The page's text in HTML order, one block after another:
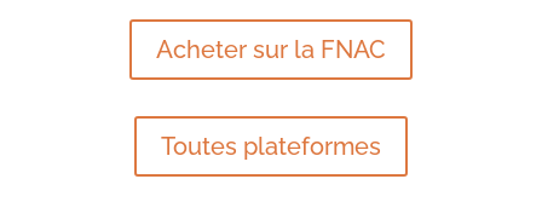
Acheter sur la FNAC
Toutes plateformes